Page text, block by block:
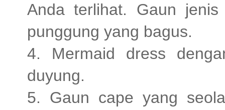
Anda terlihat. Gaun
punggung yang bagus.
4. Mermaid dress
duyung.
5. Gaun cape yang